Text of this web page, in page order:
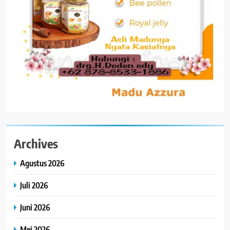
Archives
Agustus 2026
Juli 2026
Juni 2026